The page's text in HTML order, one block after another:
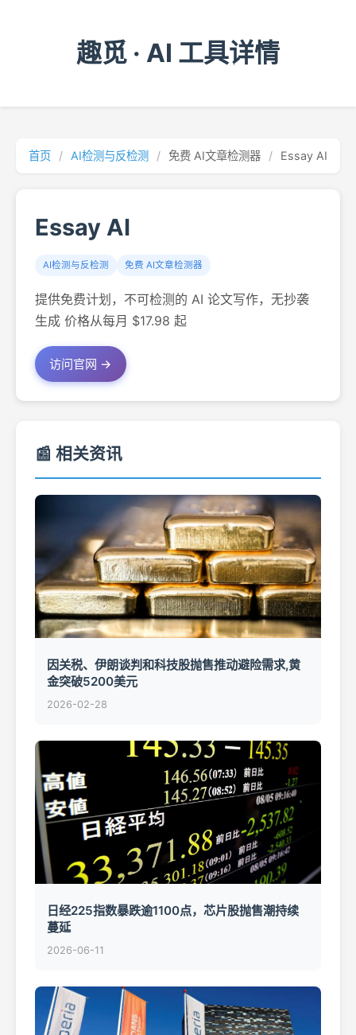
趣觅 · AI 工具详情
首页 / AI检测与反检测 / 免费 AI文章检测器 / Essay AI
Essay AI
AI检测与反检测 免费 AI文章检测器
提供免费计划，不可检测的 AI 论文写作，无抄袭
生成 价格从每月 $17.98 起
访问官网 →
📰 相关资讯
因关税、伊朗谈判和科技股抛售推动避险需求,黄
金突破5200美元
2026-02-28
日经225指数暴跌逾1100点，芯片股抛售潮持续
蔓延
2026-06-11